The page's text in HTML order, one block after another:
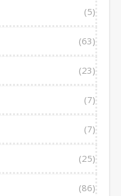
(5)
(63)
(23)
(7)
(7)
(25)
(86)